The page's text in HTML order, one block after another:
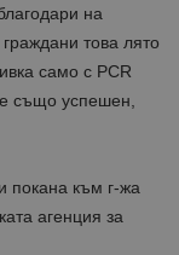
на
това лято
само с PCR
също успешен,
покана към г-жа
агенция за